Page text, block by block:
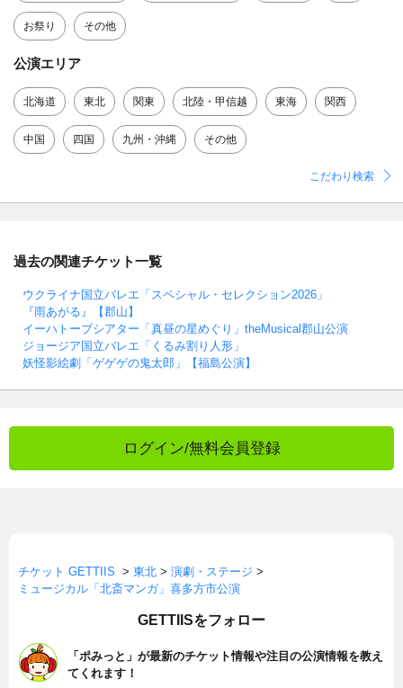
お祭り その他
公演エリア
北海道 東北 関東 北陸・甲信越 東海 関西
中国 四国 九州・沖縄 その他
こだわり検索
過去の関連チケット一覧
ウクライナ国立バレエ「スペシャル・セレクション2026」
『雨あがる』【郡山】
イーハトーブシアター「真昼の星めぐり」theMusical郡山公演
ジョージア国立バレエ「くるみ割り人形」
妖怪影絵劇「ゲゲゲの鬼太郎」【福島公演】
ログイン/無料会員登録
チケット GETTIIS > 東北 > 演劇・ステージ >
ミュージカル「北斎マンガ」喜多方市公演
GETTIISをフォロー
「ポみっと」が最新のチケット情報や注目の公演情報を教え
てくれます！